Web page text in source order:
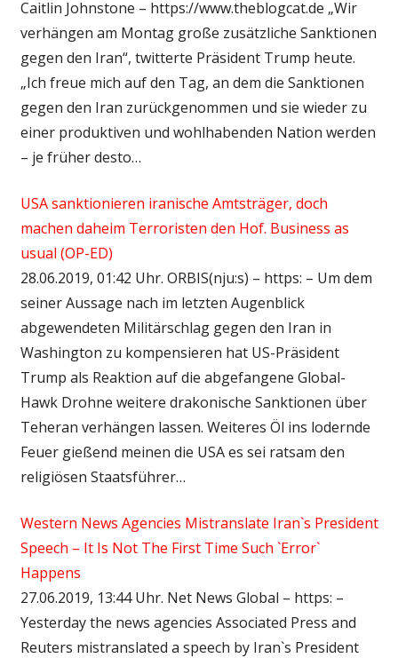
Caitlin Johnstone – https://www.theblogcat.de „Wir
verhängen am Montag große zusätzliche Sanktionen
gegen den Iran“, twitterte Präsident Trump heute.
„Ich freue mich auf den Tag, an dem die Sanktionen
gegen den Iran zurückgenommen und sie wieder zu
einer produktiven und wohlhabenden Nation werden
– je früher desto…
USA sanktionieren iranische Amtsträger, doch
machen daheim Terroristen den Hof. Business as
usual (OP-ED)
28.06.2019, 01:42 Uhr. ORBIS(nju:s) – https: – Um dem
seiner Aussage nach im letzten Augenblick
abgewendeten Militärschlag gegen den Iran in
Washington zu kompensieren hat US-Präsident
Trump als Reaktion auf die abgefangene Global-
Hawk Drohne weitere drakonische Sanktionen über
Teheran verhängen lassen. Weiteres Öl ins lodernde
Feuer gießend meinen die USA es sei ratsam den
religiösen Staatsführer…
Western News Agencies Mistranslate Iran`s President
Speech – It Is Not The First Time Such `Error`
Happens
27.06.2019, 13:44 Uhr. Net News Global – https: –
Yesterday the news agencies Associated Press and
Reuters mistranslated a speech by Iran`s President